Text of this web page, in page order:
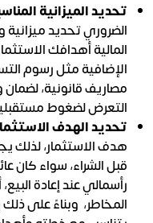
تحديد الميزانية
الضروري تحديد
المالية أهدافك
الإضافية مثل رسوم
مصاريف قانونية،
التعرض لضغوط
تحديد الهدف
هدف الاستثمار، لذلك
قبل الشراء، سواء كان
رأسمالي عند إعادة
المخاطر، وبناءً على ذلك